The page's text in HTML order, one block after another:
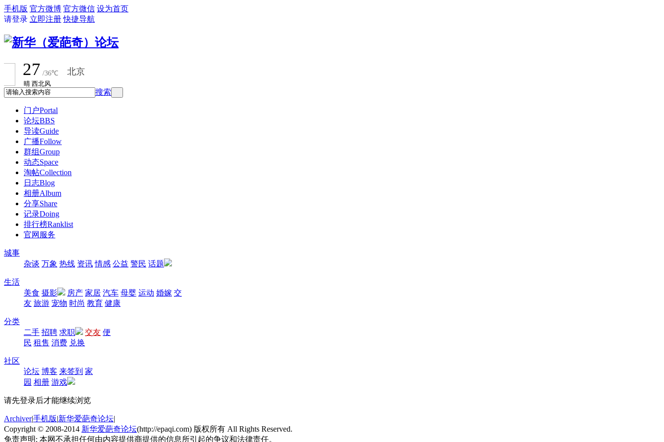
手机版 官方微博 官方微信 设为首页
请登录 立即注册 快捷导航
搜索
门户Portal
论坛BBS
导读Guide
广播Follow
群组Group
动态Space
淘帖Collection
日志Blog
相册Album
分享Share
记录Doing
排行榜Ranklist
官网服务
城事
杂谈 万象 热线 资讯 情感 公益 警民 话题
生活
美食 摄影 房产 家居 汽车 母婴 运动 婚嫁 交
友 旅游 宠物 时尚 教育 健康
分类
二手 招聘 求职 交友 便
民 租售 消费 兑换
社区
论坛 博客 来签到 家
园 相册 游戏
请先登录后才能继续浏览
Archiver|手机版|新华爱葩奇论坛|
Copyright © 2008-2014 新华爱葩奇论坛(http://epaqi.com) 版权所有 All Rights Reserved.
免责声明: 本网不承担任何由内容提供商提供的信息所引起的争议和法律责任。